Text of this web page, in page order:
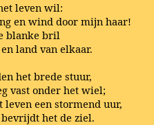
leven wil:
en wind door mijn haar!
blanke bril
land van elkaar.
het brede stuur,
vast onder het wiel;
leven een stormend uur,
het de ziel.